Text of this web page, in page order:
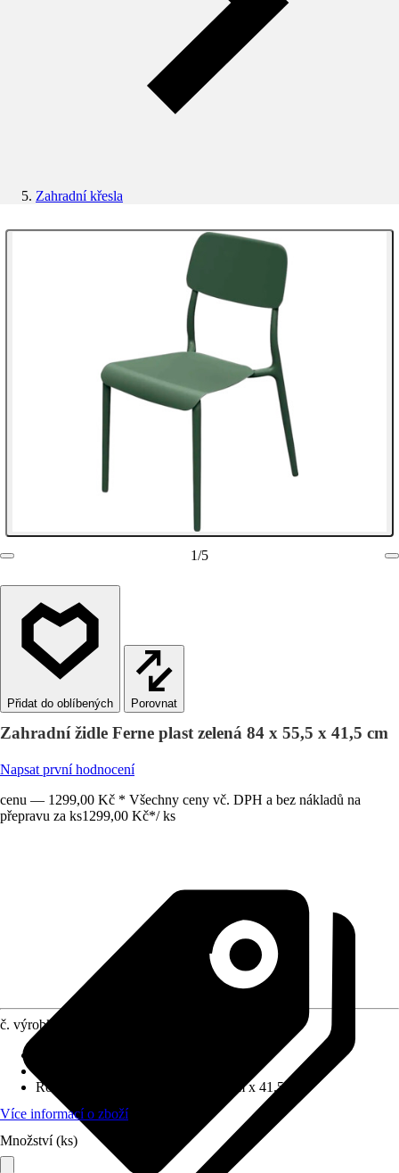
Zahradní křesla
1/5
Porovnat
Zahradní židle Ferne plast zelená 84 x 55,5 x 41,5 cm
Napsat první hodnocení
cenu — 1299,00 Kč * Všechny ceny vč. DPH a bez nákladů na
přepravu za ks1299,00 Kč*/ ks
č. výrobku
Rozměry (ŠxVxH)
55.5 cm x 84 cm x 41.5 cm
Více informací o zboží
Množství (ks)